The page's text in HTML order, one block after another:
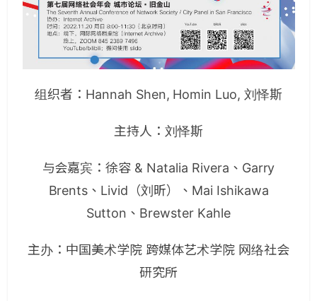
组织者：Hannah Shen, Homin Luo, 刘怿斯
主持人：刘怿斯
与会嘉宾：徐容 & Natalia Rivera、Garry
Brents、Livid（刘昕）、Mai Ishikawa
Sutton、Brewster Kahle
主办：中国美术学院 跨媒体艺术学院 网络社会
研究所